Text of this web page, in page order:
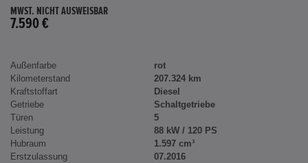
MWST. NICHT AUSWEISBAR
7.590 €
Außenfarbe
rot
Kilometerstand
207.324 km
Kraftstoffart
Diesel
Getriebe
Schaltgetriebe
Türen
5
Leistung
88 kW / 120 PS
Hubraum
1.597 cm³
Erstzulassung
07.2016